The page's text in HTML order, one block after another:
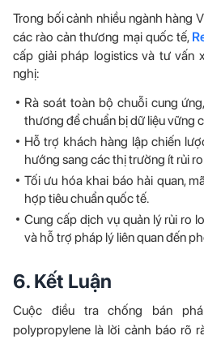
Trong bối cảnh nhiều ngành hàng
các rào cản thương mại quốc tế,
cấp giải pháp logistics và tư vấn
nghị:
Rà soát toàn bộ chuỗi cung
thương để chuẩn bị dữ liệu vững
Hỗ trợ khách hàng lập chiến
hướng sang các thị trường ít rủi
Tối ưu hóa khai báo hải quan,
hợp tiêu chuẩn quốc tế.
Cung cấp dịch vụ quản lý rủi ro
và hỗ trợ pháp lý liên quan đến
6. Kết Luận
Cuộc điều tra chống bán
polypropylene là lời cảnh báo rõ